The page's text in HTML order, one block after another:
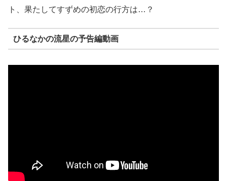
ト、果たしてすずめの初恋の行方は…？
ひるなかの流星の予告編動画